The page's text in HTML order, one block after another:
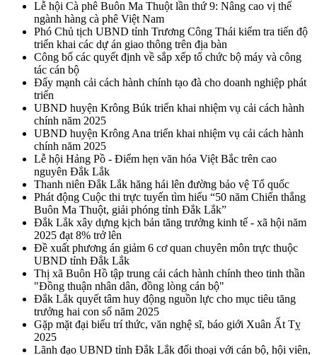
Lễ hội Cà phê Buôn Ma Thuột lần thứ 9: Nâng cao vị thế
ngành hàng cà phê Việt Nam
Phó Chủ tịch UBND tỉnh Trương Công Thái kiểm tra tiến độ
triển khai các dự án giao thông trên địa bàn
Công bố các quyết định về sắp xếp tổ chức bộ máy và công
tác cán bộ
Đẩy mạnh cải cách hành chính tạo đà cho doanh nghiệp phát
triển
UBND huyện Krông Búk triển khai nhiệm vụ cải cách hành
chính năm 2025
UBND huyện Krông Ana triển khai nhiệm vụ cải cách hành
chính năm 2025
Lễ hội Hảng Pồ - Điểm hẹn văn hóa Việt Bắc trên cao
nguyên Đắk Lắk
Thanh niên Đắk Lắk hăng hái lên đường bảo vệ Tổ quốc
Phát động Cuộc thi trực tuyến tìm hiểu “50 năm Chiến thắng
Buôn Ma Thuột, giải phóng tỉnh Đắk Lắk”
Đắk Lắk xây dựng kịch bản tăng trưởng kinh tế - xã hội năm
2025 đạt 8% trở lên
Đề xuất phương án giảm 6 cơ quan chuyên môn trực thuộc
UBND tỉnh Đắk Lắk
Thị xã Buôn Hồ tập trung cải cách hành chính theo tinh thần
"Đồng thuận nhân dân, đồng lòng cán bộ"
Đắk Lắk quyết tâm huy động nguồn lực cho mục tiêu tăng
trưởng hai con số năm 2025
Gặp mặt đại biểu trí thức, văn nghệ sĩ, báo giới Xuân Ất Tỵ
2025
Lãnh đạo UBND tỉnh Đắk Lắk đối thoại với cán bộ, hội viên,